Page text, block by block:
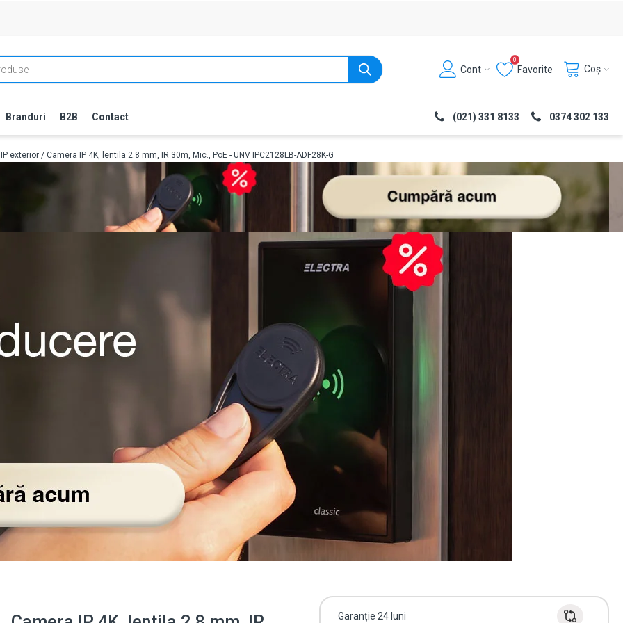
Cont
0
Favorite Coș
Branduri B2B Contact (021) 331 8133 0374 302 133
exterior / Camera IP 4K, lentila 2.8 mm, IR 30m, Mic., PoE - UNV IPC2128LB-ADF28K-G
Garanție 24 luni